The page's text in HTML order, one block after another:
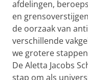
afdelingen,
en
de oorzaak van
verschillende
we grotere
De Aletta Jacobs
stap om als